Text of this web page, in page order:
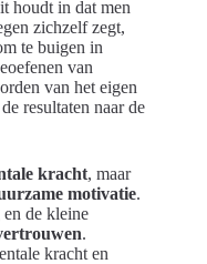
houdt in dat men
zichzelf zegt,
te buigen in
van
van het eigen
resultaten naar de
kracht, maar
motivatie.
de kleine
.
kracht en